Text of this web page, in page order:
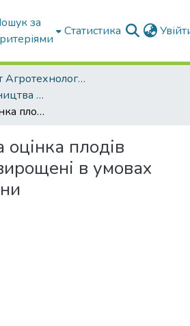
за
Статистика
Факультет Агротехнологій та екології
Кафедра Рослинництва та садівництва ім. професора В.В. Калитки
Дегустаційна оцінка плодів черешні що вирощені в умовах Півдня України
оцінка плодів
в умовах